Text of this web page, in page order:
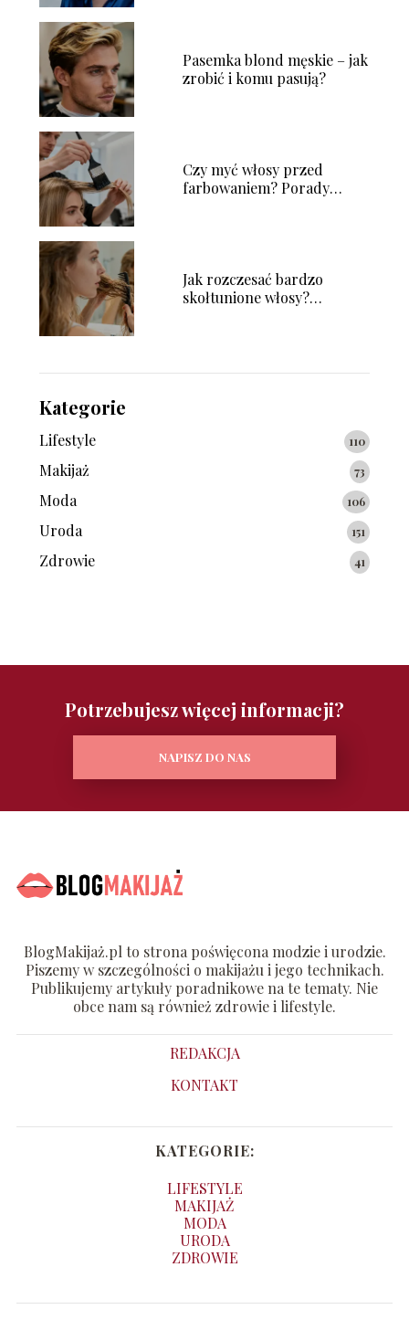
Pasemka blond męskie – jak
zrobić i komu pasują?
Czy myć włosy przed
farbowaniem? Porady
Jak rozczesać bardzo
skołtunione włosy?
Kategorie
Lifestyle 110
Makijaż 73
Moda 106
Uroda 151
Zdrowie 41
Potrzebujesz więcej informacji?
NAPISZ DO NAS
BlogMakijaż.pl to strona poświęcona modzie i urodzie.
Piszemy w szczególności o makijażu i jego technikach.
Publikujemy artykuły poradnikowe na te tematy. Nie
obce nam są również zdrowie i lifestyle.
REDAKCJA
KONTAKT
KATEGORIE:
LIFESTYLE
MAKIJAŻ
MODA
URODA
ZDROWIE